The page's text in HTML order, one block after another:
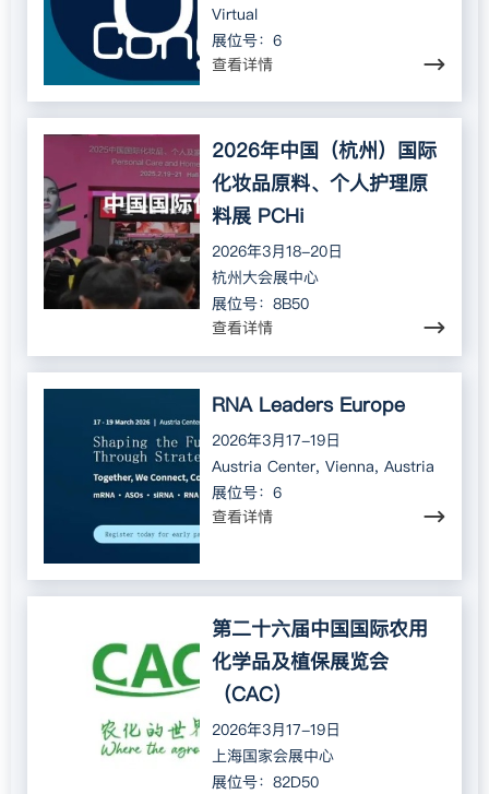
Virtual
展位号：6
查看详情
2026年中国（杭州）国际
化妆品原料、个人护理原
料展 PCHi
2026年3月18-20日
杭州大会展中心
展位号：8B50
查看详情
RNA Leaders Europe
2026年3月17-19日
Austria Center, Vienna, Austria
展位号：6
查看详情
第二十六届中国国际农用
化学品及植保展览会
（CAC）
2026年3月17-19日
上海国家会展中心
展位号：82D50